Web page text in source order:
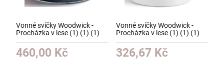
Vonné svíčky Woodwick -
Procházka v lese (1) (1) (1)
(1) (1) (1) (1) (1)
460,00 Kč
Vonné svíčky Woodwick -
Procházka v lese (1) (1) (1)
(1) (1) (1) (1) (1)
326,67 Kč